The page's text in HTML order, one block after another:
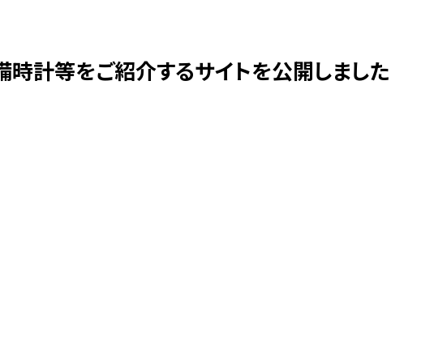
計等をご紹介するサイトを公開しました